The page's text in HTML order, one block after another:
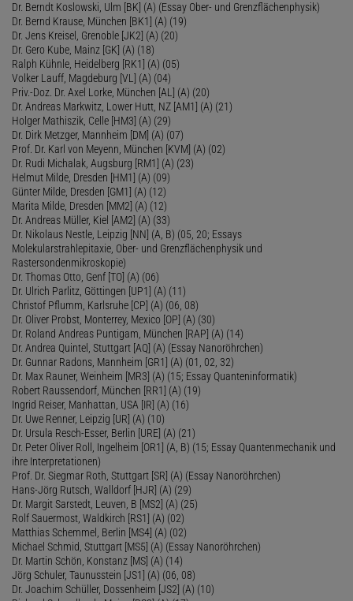
Dr. Berndt Koslowski, Ulm [BK] (A) (Essay Ober- und Grenzflächenphysik)
Dr. Bernd Krause, München [BK1] (A) (19)
Dr. Jens Kreisel, Grenoble [JK2] (A) (20)
Dr. Gero Kube, Mainz [GK] (A) (18)
Ralph Kühnle, Heidelberg [RK1] (A) (05)
Volker Lauff, Magdeburg [VL] (A) (04)
Priv.-Doz. Dr. Axel Lorke, München [AL] (A) (20)
Dr. Andreas Markwitz, Lower Hutt, NZ [AM1] (A) (21)
Holger Mathiszik, Celle [HM3] (A) (29)
Dr. Dirk Metzger, Mannheim [DM] (A) (07)
Prof. Dr. Karl von Meyenn, München [KVM] (A) (02)
Dr. Rudi Michalak, Augsburg [RM1] (A) (23)
Helmut Milde, Dresden [HM1] (A) (09)
Günter Milde, Dresden [GM1] (A) (12)
Marita Milde, Dresden [MM2] (A) (12)
Dr. Andreas Müller, Kiel [AM2] (A) (33)
Dr. Nikolaus Nestle, Leipzig [NN] (A, B) (05, 20; Essays
Molekularstrahlepitaxie, Ober- und Grenzflächenphysik und
Rastersondenmikroskopie)
Dr. Thomas Otto, Genf [TO] (A) (06)
Dr. Ulrich Parlitz, Göttingen [UP1] (A) (11)
Christof Pflumm, Karlsruhe [CP] (A) (06, 08)
Dr. Oliver Probst, Monterrey, Mexico [OP] (A) (30)
Dr. Roland Andreas Puntigam, München [RAP] (A) (14)
Dr. Andrea Quintel, Stuttgart [AQ] (A) (Essay Nanoröhrchen)
Dr. Gunnar Radons, Mannheim [GR1] (A) (01, 02, 32)
Dr. Max Rauner, Weinheim [MR3] (A) (15; Essay Quanteninformatik)
Robert Raussendorf, München [RR1] (A) (19)
Ingrid Reiser, Manhattan, USA [IR] (A) (16)
Dr. Uwe Renner, Leipzig [UR] (A) (10)
Dr. Ursula Resch-Esser, Berlin [URE] (A) (21)
Dr. Peter Oliver Roll, Ingelheim [OR1] (A, B) (15; Essay Quantenmechanik und
ihre Interpretationen)
Prof. Dr. Siegmar Roth, Stuttgart [SR] (A) (Essay Nanoröhrchen)
Hans-Jörg Rutsch, Walldorf [HJR] (A) (29)
Dr. Margit Sarstedt, Leuven, B [MS2] (A) (25)
Rolf Sauermost, Waldkirch [RS1] (A) (02)
Matthias Schemmel, Berlin [MS4] (A) (02)
Michael Schmid, Stuttgart [MS5] (A) (Essay Nanoröhrchen)
Dr. Martin Schön, Konstanz [MS] (A) (14)
Jörg Schuler, Taunusstein [JS1] (A) (06, 08)
Dr. Joachim Schüller, Dossenheim [JS2] (A) (10)